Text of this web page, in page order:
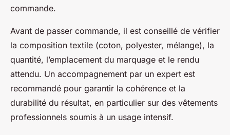
commande.
Avant de passer commande, il est conseillé de vérifier
la composition textile (coton, polyester, mélange), la
quantité, l’emplacement du marquage et le rendu
attendu. Un accompagnement par un expert est
recommandé pour garantir la cohérence et la
durabilité du résultat, en particulier sur des vêtements
professionnels soumis à un usage intensif.